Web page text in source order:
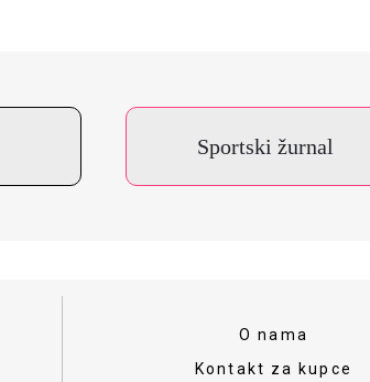
Sportski žurnal
O nama
Kontakt za kupce